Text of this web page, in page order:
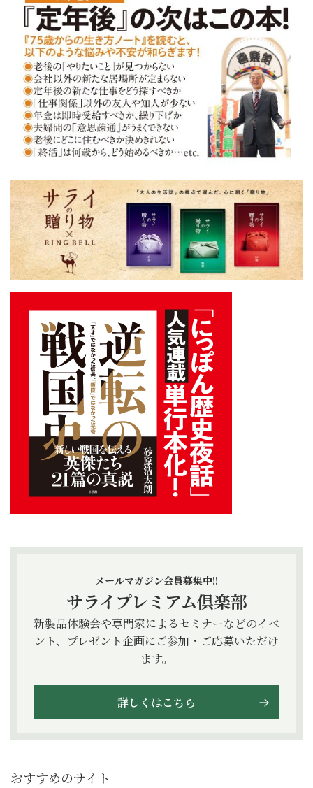
メールマガジン会員募集中!!
サライプレミアム倶楽部
新製品体験会や専門家によるセミナーなどのイベ
ント、プレゼント企画にご参加・ご応募いただけ
ます。
詳しくはこちら
おすすめのサイト